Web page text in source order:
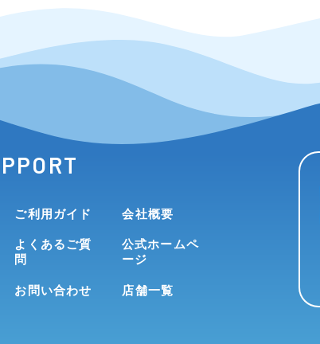
ご利用ガイド
よくあるご質
問
お問い合わせ
会社概要
公式ホームペ
ージ
店舗一覧